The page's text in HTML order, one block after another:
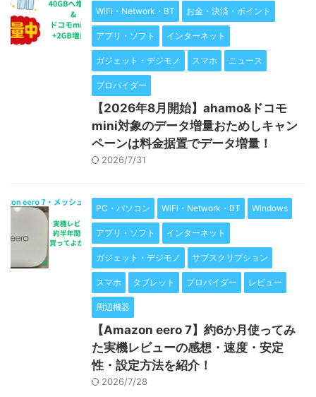
WiFi・Network・BT お金・決済・ポイント
アプリ・ソフト インターネット
ガジェット・デジモノ スマホ ニュース
プロバイダー
【2026年8月開始】ahamo&ドコモ
mini対象のデータ増量おためしキャン
ペーンは料金据置でデータ増量！
2026/7/31
PC・パソコン WiFi・Network・BT Windows
アプリ・ソフト インターネット
ガジェット・デジモノ サブスクリプション
スマホ タブレット プロバイダー レビュー
周辺機器
【Amazon eero 7】約6か月使ってみ
た実機レビューの感想・速度・安定
性・設定方法を紹介！
2026/7/28